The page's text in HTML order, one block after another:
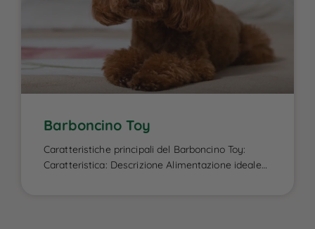
Barboncino Toy
Caratteristiche principali del Barboncino Toy:
Caratteristica: Descrizione Alimentazione ideale